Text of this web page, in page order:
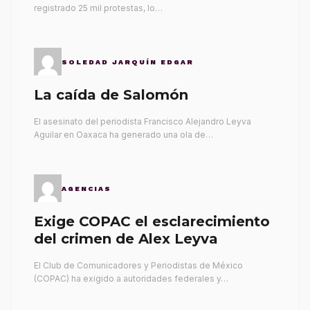
registrado 25 mil protestas, lo…
SOLEDAD JARQUÍN EDGAR
La caída de Salomón
El asesinato del periodista Francisco Alejandro Leyva
Aguilar en Oaxaca ha generado una ola de…
AGENCIAS
Exige COPAC el esclarecimiento
del crimen de Alex Leyva
El Club de Comunicadores y Periodistas de México
(COPAC) ha exigido a autoridades federales y…